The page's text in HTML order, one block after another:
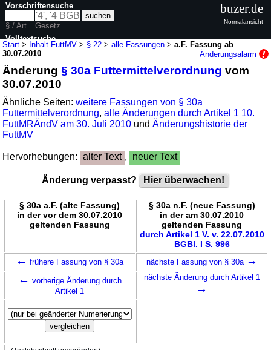
Start > Inhalt FuttMV > § 22 >alle Fassungen >a.F. Fassung ab
30.07.2010
Änderungsalarm
Änderung§ 30a Futtermittelverordnung vom
30.07.2010
Ähnliche Seiten:weitere Fassungen von § 30a
Futtermittelverordnung,alle Änderungen durch Artikel 1 10.
FuttMRÄndV am 30. Juli 2010 undÄnderungshistorie der
FuttMV
Hervorhebungen: alter Text , neuer Text
Änderung verpasst? Hier überwachen!
§ 30a a.F. (alte Fassung)
in der vor dem 30.07.2010
geltenden Fassung
§ 30a n.F. (neue Fassung)
in der am 30.07.2010
geltenden Fassung
durch Artikel 1 V. v. 22.07.2010
BGBl. I S. 996
← frühere Fassung von § 30a nächste Fassung von § 30a →
← vorherige Änderung durch
Artikel 1
nächste Änderung durch Artikel 1
→
Vorschriftensuche
§ / Art.
Gesetz
Volltextsuche
buzer.de
Normalansicht